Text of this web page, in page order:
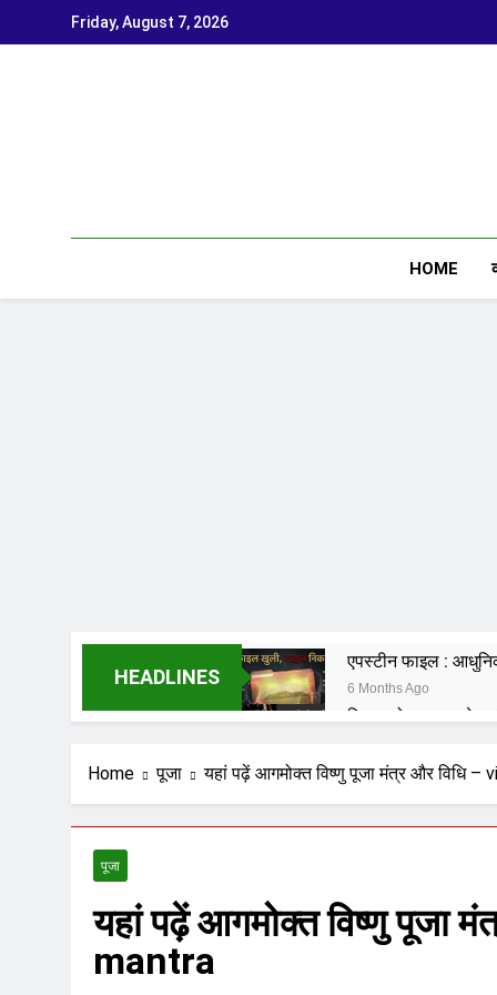
Friday, August 7, 2026
HOME
HEADLINES
एपस्टीन फाइल :
6 Months Ago
हिसाब तो चुकता
शंकराचार्य पर टिप्पणी
विकास की वेदी पर
7 Months Ago
हम संविधान के लिये नहीं
Home पूजा यहां पढ़ें आगमोक्त विष्णु पूजा मंत्र और विधि –
पूजा
यहां पढ़ें आगमोक्त विष्णु पूजा
mantra